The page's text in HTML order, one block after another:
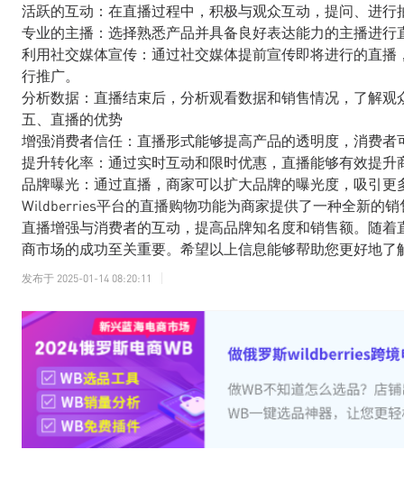
活跃的互动：在直播过程中，积极与观众互动，提问、进
专业的主播：选择熟悉产品并具备良好表达能力的主播进
利用社交媒体宣传：通过社交媒体提前宣传即将进行的直
行推广。
分析数据：直播结束后，分析观看数据和销售情况，了解
五、直播的优势
增强消费者信任：直播形式能够提高产品的透明度，消费
提升转化率：通过实时互动和限时优惠，直播能够有效提
品牌曝光：通过直播，商家可以扩大品牌的曝光度，吸引更
Wildberries平台的直播购物功能为商家提供了一种全新的
直播增强与消费者的互动，提高品牌知名度和销售额。随
商市场的成功至关重要。希望以上信息能够帮助您更好地
发布于 2025-01-14 08:20:11